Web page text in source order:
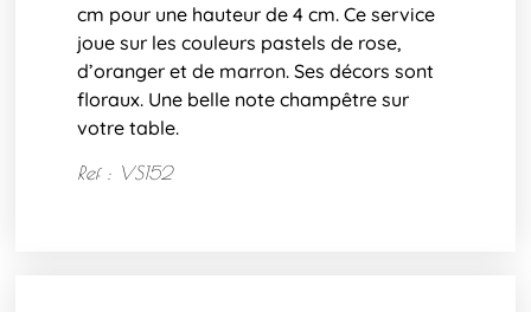
cm pour une hauteur de 4 cm. Ce service
joue sur les couleurs pastels de rose,
d’oranger et de marron. Ses décors sont
floraux. Une belle note champêtre sur
votre table.
Ref : VS152